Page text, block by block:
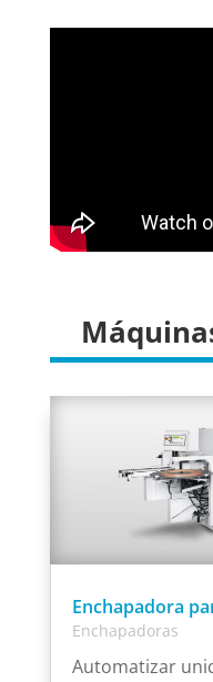
Enchapadora
Enchapadoras
Automatizar